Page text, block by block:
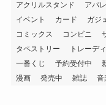
アクリルスタンド
アパ
イベント
カード ガジ
コミックス
コンビニ
タペストリー
トレーデ
一番くじ
予約受付中
漫画
発売中 雑誌 音